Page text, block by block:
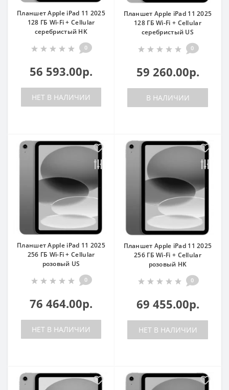
Планшет Apple iPad 11 2025
128 ГБ Wi-Fi + Cellular
серебристый HK
0
56 593.00р.
НЕТ В НАЛИЧИИ
Планшет Apple iPad 11 2025
128 ГБ Wi-Fi + Cellular
серебристый US
0
59 260.00р.
В НАЛИЧИИ
Планшет Apple iPad 11 2025
256 ГБ Wi-Fi + Cellular
розовый US
0
76 464.00р.
НЕТ В НАЛИЧИИ
Планшет Apple iPad 11 2025
256 ГБ Wi-Fi + Cellular
розовый HK
0
69 455.00р.
НЕТ В НАЛИЧИИ